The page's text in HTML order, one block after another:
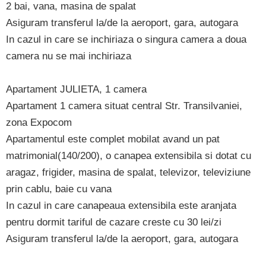
2 bai, vana, masina de spalat
Asiguram transferul la/de la aeroport, gara, autogara
In cazul in care se inchiriaza o singura camera a doua
camera nu se mai inchiriaza
Apartament JULIETA, 1 camera
Apartament 1 camera situat central Str. Transilvaniei,
zona Expocom
Apartamentul este complet mobilat avand un pat
matrimonial(140/200), o canapea extensibila si dotat cu
aragaz, frigider, masina de spalat, televizor, televiziune
prin cablu, baie cu vana
In cazul in care canapeaua extensibila este aranjata
pentru dormit tariful de cazare creste cu 30 lei/zi
Asiguram transferul la/de la aeroport, gara, autogara